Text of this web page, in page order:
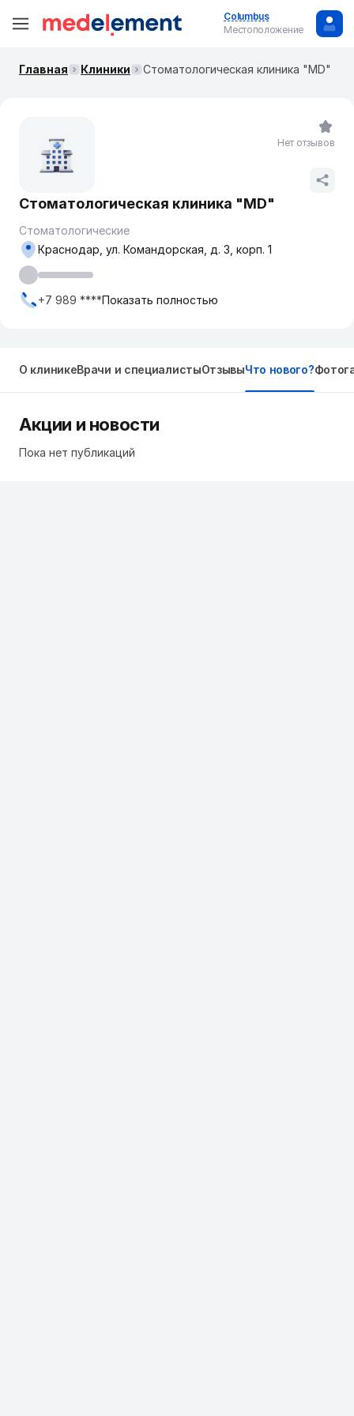
Columbus
Местоположение
Главная Клиники Стоматологическая клиника "MD"
Стоматологическая клиника "MD"
Стоматологические
Краснодар, ул. Командорская, д. 3, корп. 1
+7 989 ****Показать полностью
Нет отзывов
О клиникеВрачи и специалистыОтзывыЧто нового?
Акции и новости
Пока нет публикаций